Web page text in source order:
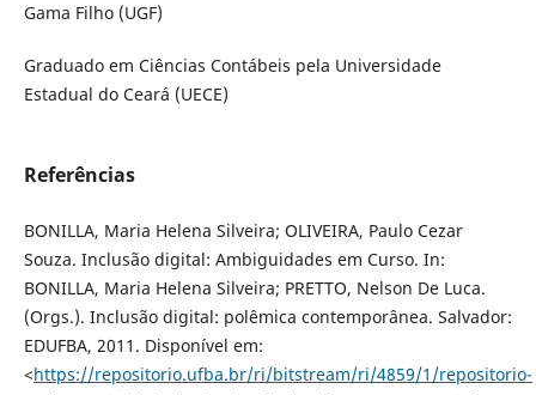
Gama Filho (UGF)
Graduado em Ciências Contábeis pela Universidade
Estadual do Ceará (UECE)
Referências
BONILLA, Maria Helena Silveira; OLIVEIRA, Paulo Cezar
Souza. Inclusão digital: Ambiguidades em Curso. In:
BONILLA, Maria Helena Silveira; PRETTO, Nelson De Luca.
(Orgs.). Inclusão digital: polêmica contemporânea. Salvador:
EDUFBA, 2011. Disponível em:
<https://repositorio.ufba.br/ri/bitstream/ri/4859/1/repositorio-